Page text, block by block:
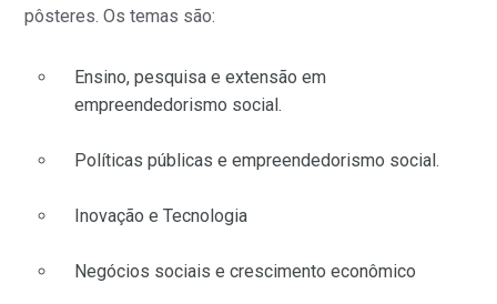
pôsteres. Os temas são:
Ensino, pesquisa e extensão em
empreendedorismo social.
Políticas públicas e empreendedorismo social.
Inovação e Tecnologia
Negócios sociais e crescimento econômico